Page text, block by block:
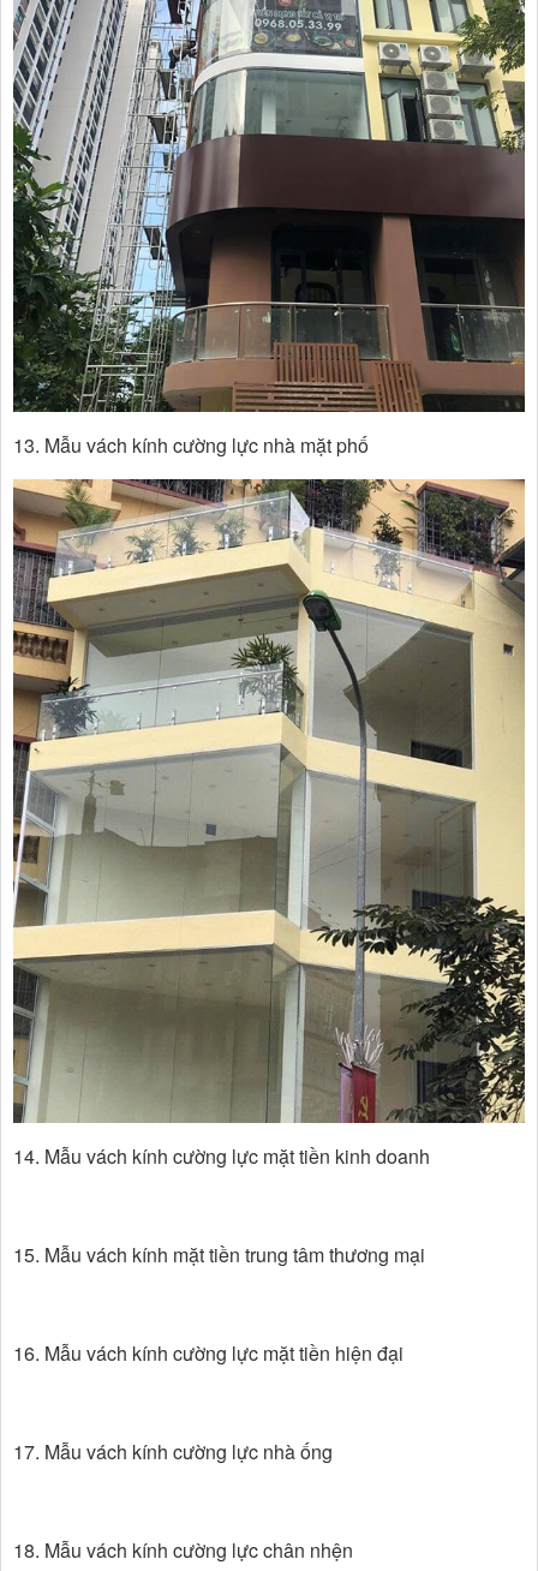
13. Mẫu vách kính cường lực nhà mặt phố
14. Mẫu vách kính cường lực mặt tiền kinh doanh
15. Mẫu vách kính mặt tiền trung tâm thương mại
16. Mẫu vách kính cường lực mặt tiền hiện đại
17. Mẫu vách kính cường lực nhà ống
18. Mẫu vách kính cường lực chân nhện